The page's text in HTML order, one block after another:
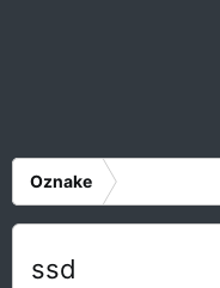
Oznake
ssd